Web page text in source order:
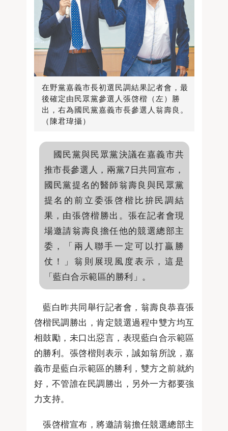
在野黨嘉義市長初選民調結果記者會，最
後確定由民眾黨參選人張啓楷（左）勝
出，右為國民黨嘉義市長參選人翁壽良。
（陳君瑋攝）
國民黨與民眾黨決議在嘉義市共
推市長參選人，兩黨7日共同宣布，
國民黨提名的醫師翁壽良與民眾黨
提名的前立委張啓楷比拚民調結
果，由張啓楷勝出。張在記者會現
場邀請翁壽良擔任他的競選總部主
委，「兩人聯手一定可以打贏勝
仗！」翁則展現風度表示，這是
「藍白合示範區的勝利」。
藍白昨共同舉行記者會，翁壽良恭喜張
啓楷民調勝出，肯定競選過程中雙方均互
相鼓勵，未口出惡言，表現藍白合示範區
的勝利。張啓楷則表示，誠如翁所說，嘉
義市是藍白示範區的勝利，雙方之前就約
好，不管誰在民調勝出，另外一方都要強
力支持。
張啓楷宣布，將邀請翁擔任競選總部主